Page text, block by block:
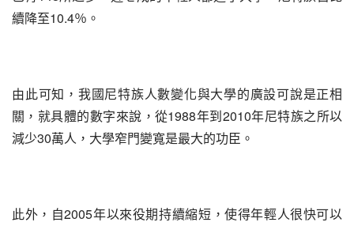
續降至10.4％。
由此可知，我國尼特族人數變化與大學的廣設可說是正相
關，就具體的數字來說，從1988年到2010年尼特族之所以
減少30萬人，大學窄門變寬是最大的功臣。
此外，自2005年以來役期持續縮短，使得年輕人很快可以